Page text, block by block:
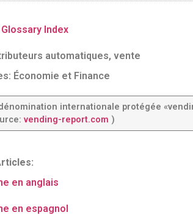
Index
automatiques, vente
Économie et Finance
internationale protégée
vending-report.com )
en anglais
en espagnol